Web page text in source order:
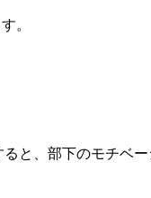
。
と、部下のモチベ